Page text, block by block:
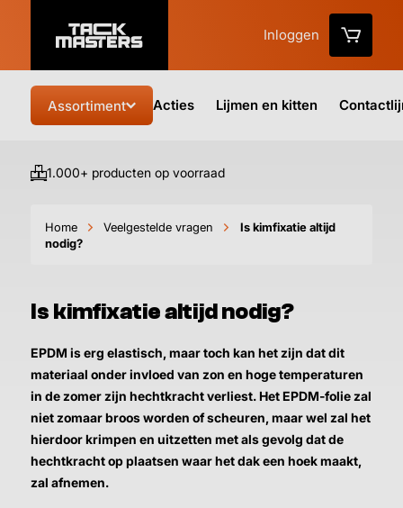
Inloggen
Assortiment Acties Lijmen en kitten
1.000+ producten op voorraad
Home Veelgestelde vragen
Is kimfixatie altijd
nodig?
Is kimfixatie altijd nodig?
EPDM is erg elastisch, maar toch kan het zijn dat dit
materiaal onder invloed van zon en hoge temperaturen
in de zomer zijn hechtkracht verliest. Het EPDM-folie zal
niet zomaar broos worden of scheuren, maar wel zal het
hierdoor krimpen en uitzetten met als gevolg dat de
hechtkracht op plaatsen waar het dak een hoek maakt,
zal afnemen.